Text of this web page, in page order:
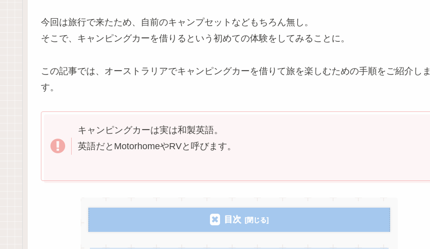
今回は旅行で来たため、自前のキャンプセットなどもちろん無し。
そこで、キャンピングカーを借りるという初めての体験をしてみることに。
この記事では、オーストラリアでキャンピングカーを借りて旅を楽しむための手順をご紹介しま
す。
キャンピングカーは実は和製英語。
英語だとMotorhomeやRVと呼びます。
目次